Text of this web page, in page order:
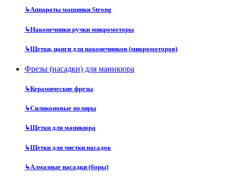
↳Аппараты машинки Strong
↳Наконечники ручки микромоторы
↳Щетки, цанги для наконечников (микромоторов)
Фрезы (насадки) для маникюра
↳Керамические фрезы
↳Силиконовые полиры
↳Щетки для маникюра
↳Щетки для чистки насадок
↳Алмазные насадки (боры)